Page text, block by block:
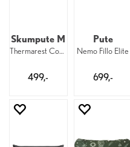
Skumpute M
Thermarest Comp Pillow Cinch R Outerspac
499,-
Pute
Nemo Fillo Elite
699,-